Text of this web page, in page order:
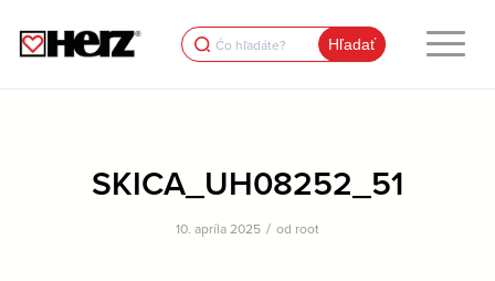
Search
for:
SKICA_UH08252_51
10. apríla 2025 / od root